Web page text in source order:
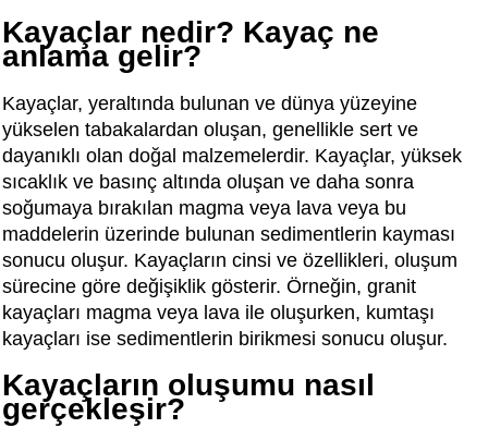
Kayaçlar nedir? Kayaç ne
anlama gelir?
Kayaçlar, yeraltında bulunan ve dünya yüzeyine
yükselen tabakalardan oluşan, genellikle sert ve
dayanıklı olan doğal malzemelerdir. Kayaçlar, yüksek
sıcaklık ve basınç altında oluşan ve daha sonra
soğumaya bırakılan magma veya lava veya bu
maddelerin üzerinde bulunan sedimentlerin kayması
sonucu oluşur. Kayaçların cinsi ve özellikleri, oluşum
sürecine göre değişiklik gösterir. Örneğin, granit
kayaçları magma veya lava ile oluşurken, kumtaşı
kayaçları ise sedimentlerin birikmesi sonucu oluşur.
Kayaçların oluşumu nasıl
gerçekleşir?